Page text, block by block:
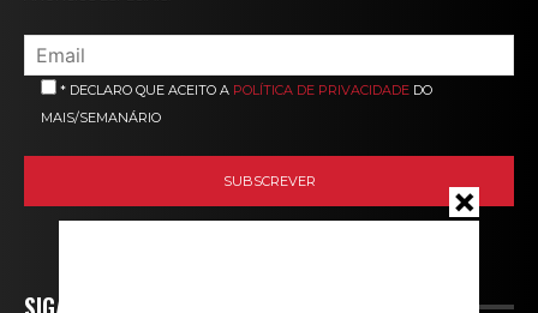
* DECLARO QUE ACEITO A POLÍTICA DE PRIVACIDADE DO
MAIS/SEMANÁRIO